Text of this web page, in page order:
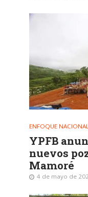
ENFOQUE NACIONAL
YPFB
nuevos
Mamoré
4 de mayo de